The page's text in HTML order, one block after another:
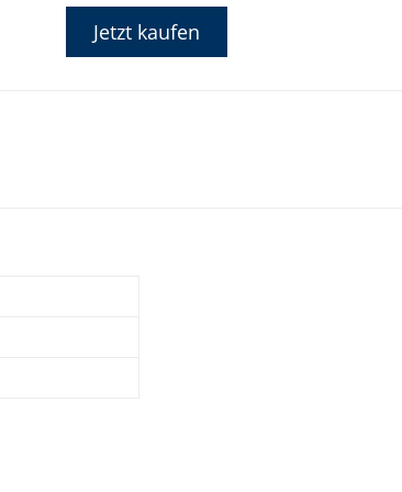
Jetzt kaufen